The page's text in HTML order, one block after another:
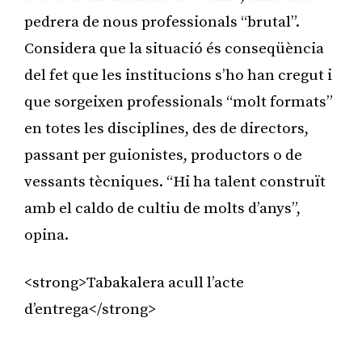
pedrera de nous professionals “brutal”.
Considera que la situació és conseqüència
del fet que les institucions s’ho han cregut i
que sorgeixen professionals “molt formats”
en totes les disciplines, des de directors,
passant per guionistes, productors o de
vessants tècniques. “Hi ha talent construït
amb el caldo de cultiu de molts d’anys”,
opina.
<strong>Tabakalera acull l’acte
d’entrega</strong>